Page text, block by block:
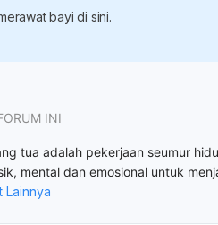
bayi di sini.
INI
tua adalah pekerjaan seumur
mental dan emosional untuk
Lainnya